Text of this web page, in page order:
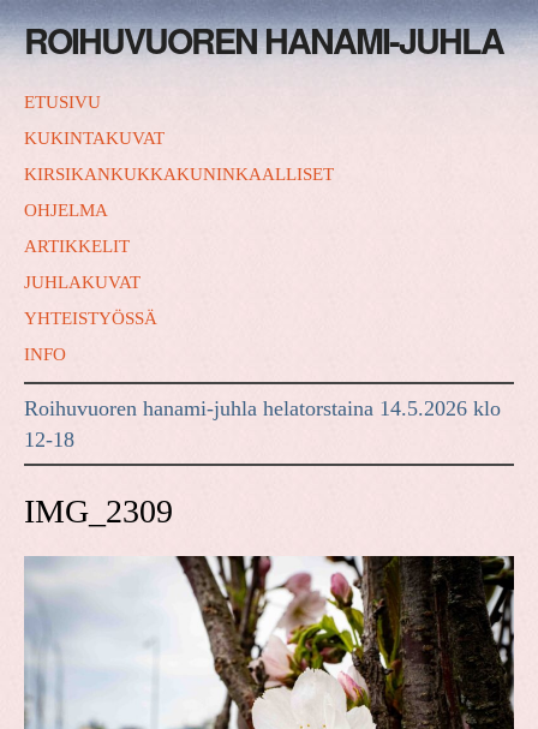
ROIHUVUOREN HANAMI-JUHLA
ETUSIVU
KUKINTAKUVAT
KIRSIKANKUKKAKUNINKAALLISET
OHJELMA
ARTIKKELIT
JUHLAKUVAT
YHTEISTYÖSSÄ
INFO
Roihuvuoren hanami-juhla helatorstaina 14.5.2026 klo
12-18
IMG_2309